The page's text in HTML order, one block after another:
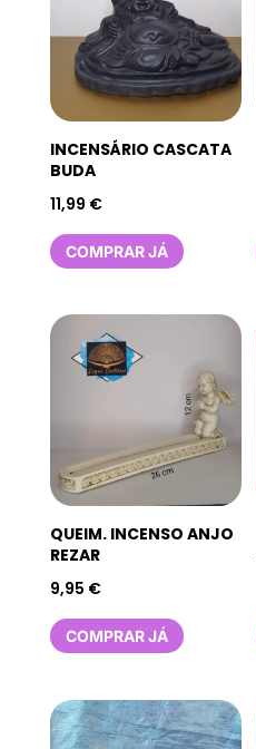
INCENSÁRIO CASCATA
BUDA
11,99 €
COMPRAR JÁ
QUEIM. INCENSO ANJO
REZAR
9,95 €
COMPRAR JÁ